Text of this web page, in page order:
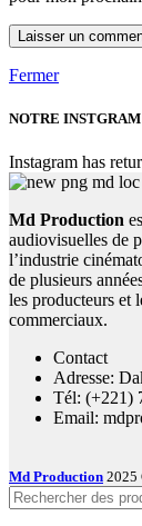
Fermer
NOTRE INSTGRAM
Instagram has
Md Production
audiovisuelles de
l’industrie
de plusieurs
les producteurs et
commerciaux.
Contact
Adresse:
Tél: (+221)
Email:
Md Production 2025